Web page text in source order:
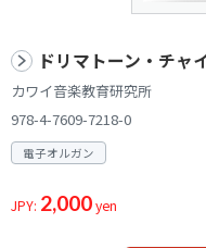
ドリマトーン・チ
カワイ音楽教育研究所
978-4-7609-7218-0
電子オルガン
JPY: 2,000yen